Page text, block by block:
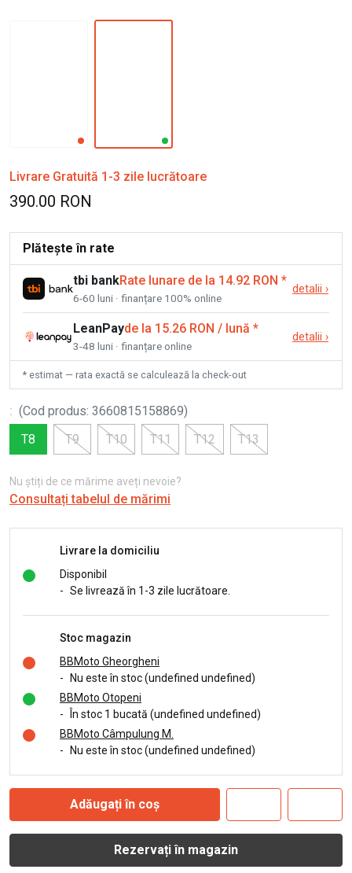
Livrare Gratuită 1-3 zile lucrătoare
390.00 RON
Plătește în rate
tbi bankRate lunare de la 14.92 RON *
6-60 luni · finanțare 100% online
detalii ›
LeanPayde la 15.26 RON / lună *
3-48 luni · finanțare online
detalii ›
* estimat — rata exactă se calculează la check-out
: (Cod produs: 3660815158869)
T8
T9 T10 T11 T12 T13
Nu știți de ce mărime aveți nevoie?
Consultați tabelul de mărimi
Livrare la domiciliu
Disponibil
- Se livrează în 1-3 zile lucrătoare.
Stoc magazin
BBMoto Gheorgheni
-
Nu este în stoc (undefined undefined)
BBMoto Otopeni
-
În stoc 1 bucată (undefined undefined)
BBMoto Câmpulung M.
-
Nu este în stoc (undefined undefined)
Adăugați în coș
Rezervați în magazin